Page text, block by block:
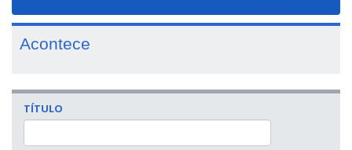
Acontece
TÍTULO